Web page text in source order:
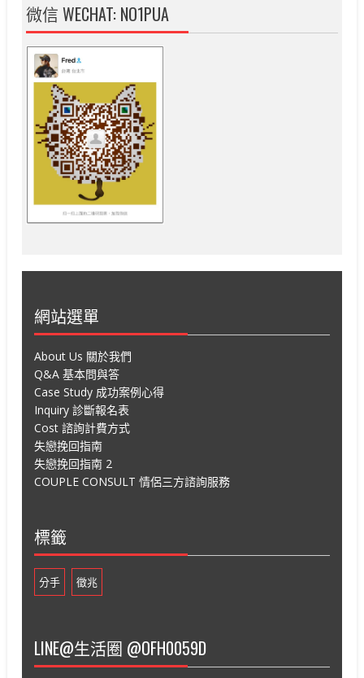
微信 WECHAT: NO1PUA
網站選單
About Us 關於我們
Q&A 基本問與答
Case Study 成功案例心得
Inquiry 診斷報名表
Cost 諮詢計費方式
失戀挽回指南
失戀挽回指南 2
COUPLE CONSULT 情侶三方諮詢服務
標籤
分手 徵兆
LINE@生活圈 @OFH0059D